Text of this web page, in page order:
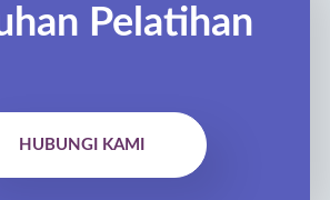
Pelatihan
HUBUNGI KAMI